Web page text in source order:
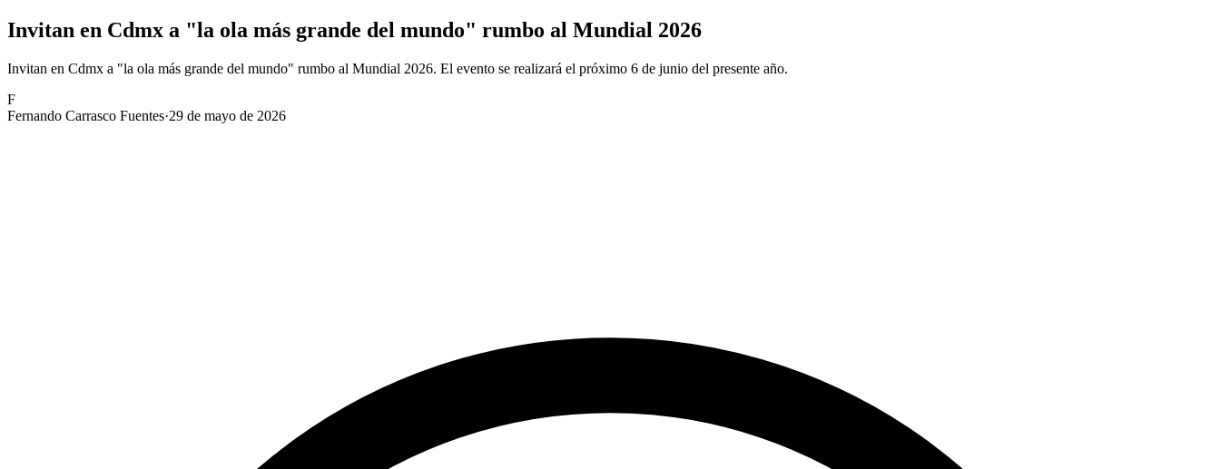
Invitan en Cdmx a "la ola más grande del mundo" rumbo al Mundial 2026
Invitan en Cdmx a "la ola más grande del mundo" rumbo al Mundial 2026. El evento se realizará el próximo 6 de junio del presente año.
F
Fernando Carrasco Fuentes·29 de mayo de 2026